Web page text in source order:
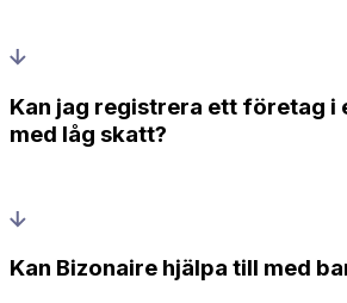
Kan jag registrera ett företag i
med låg skatt?
Kan Bizonaire hjälpa till med